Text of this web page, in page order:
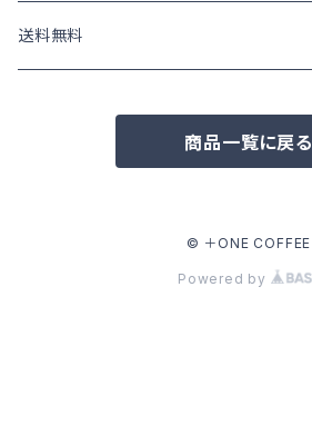
DRIP COFFEE mix
DRIP COFFEE
水出し ICE COFFEE
カフェインあり
送料無料
DRIP COFFEE
商品一覧に戻る
© ＋ONE COFFEE
Powered by